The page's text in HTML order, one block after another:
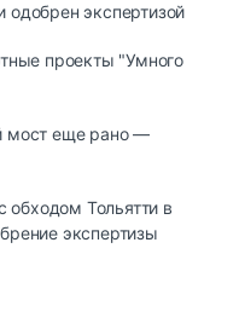
одобрен экспертизой
проекты "Умного
мост еще рано —
обходом Тольятти в
экспертизы